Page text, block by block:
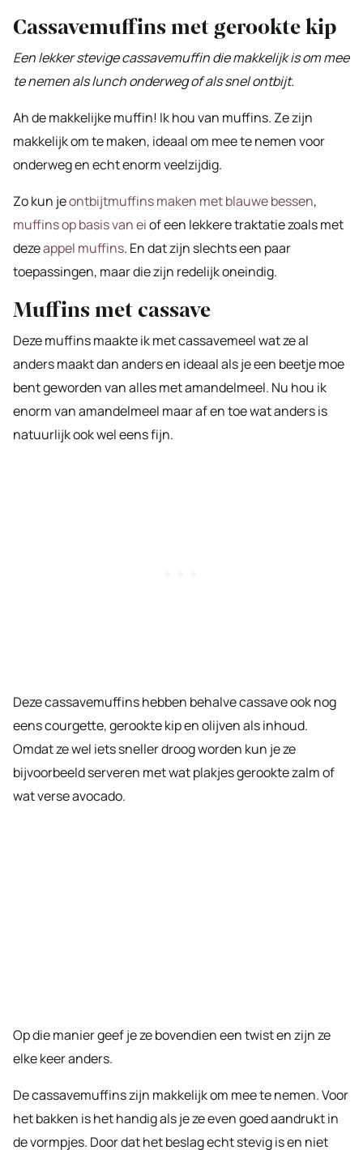
Cassavemuffins met gerookte kip
Een lekker stevige cassavemuffin die makkelijk is om mee
te nemen als lunch onderweg of als snel ontbijt.
Ah de makkelijke muffin! Ik hou van muffins. Ze zijn
makkelijk om te maken, ideaal om mee te nemen voor
onderweg en echt enorm veelzijdig.
Zo kun jeontbijtmuffins maken met blauwe bessen,
muffins op basis van eiof een lekkere traktatie zoals met
dezeappel muffins. En dat zijn slechts een paar
toepassingen, maar die zijn redelijk oneindig.
Muffins met cassave
Deze muffins maakte ik met cassavemeel wat ze al
anders maakt dan anders en ideaal als je een beetje moe
bent geworden van alles met amandelmeel. Nu hou ik
enorm van amandelmeel maar af en toe wat anders is
natuurlijk ook wel eens fijn.
Deze cassavemuffins hebben behalve cassave ook nog
eens courgette, gerookte kip en olijven als inhoud.
Omdat ze wel iets sneller droog worden kun je ze
bijvoorbeeld serveren met wat plakjes gerookte zalm of
wat verse avocado.
Op die manier geef je ze bovendien een twist en zijn ze
elke keer anders.
De cassavemuffins zijn makkelijk om mee te nemen. Voor
het bakken is het handig als je ze even goed aandrukt in
de vormpjes. Door dat het beslag echt stevig is en niet